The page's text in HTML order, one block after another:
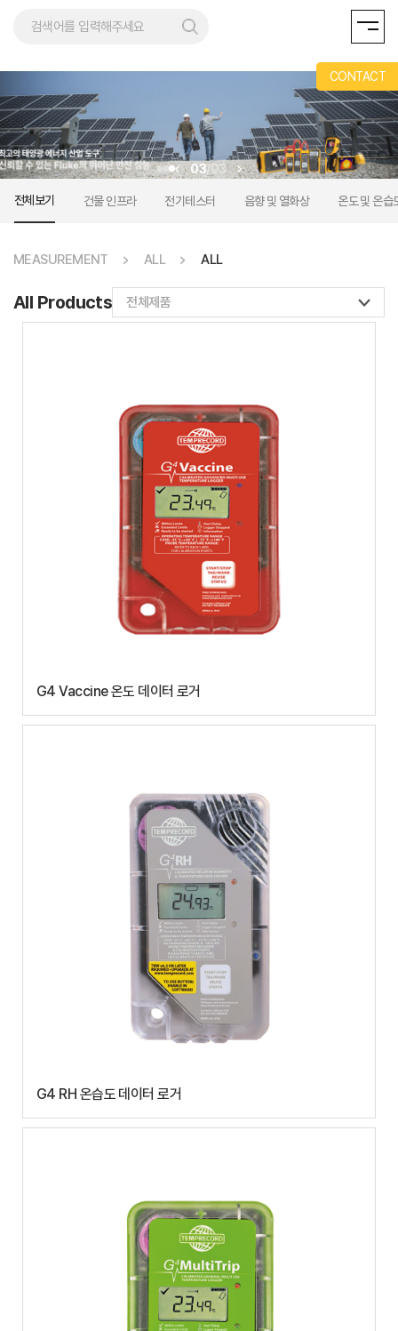
03/03
전체보기 건물 인프라 전기테스터 음향 및 열화상 온도 및 온습
MEASUREMENT ALL ALL
All Products 전체제품
G4 Vaccine 온도 데이터 로거
G4 RH 온습도 데이터 로거
CONTACT